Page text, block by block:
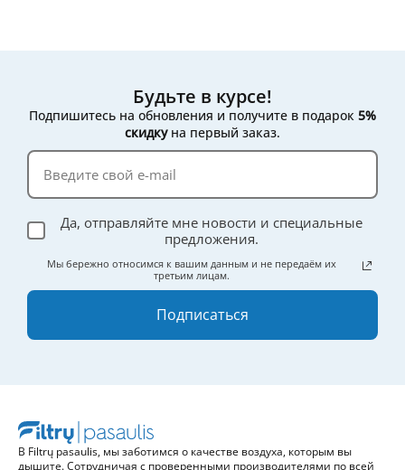
Будьте в курсе!
Подпишитесь на обновления и получите в подарок 5%
скидкуна первый заказ.
Да, отправляйте мне новости и специальные
предложения.
Мы бережно относимся к вашим данным и не передаём их
третьим лицам.
Подписаться
В Filtrų pasaulis, мы заботимся о качестве воздуха, которым вы
дышите. Сотрудничая с проверенными производителями по всей